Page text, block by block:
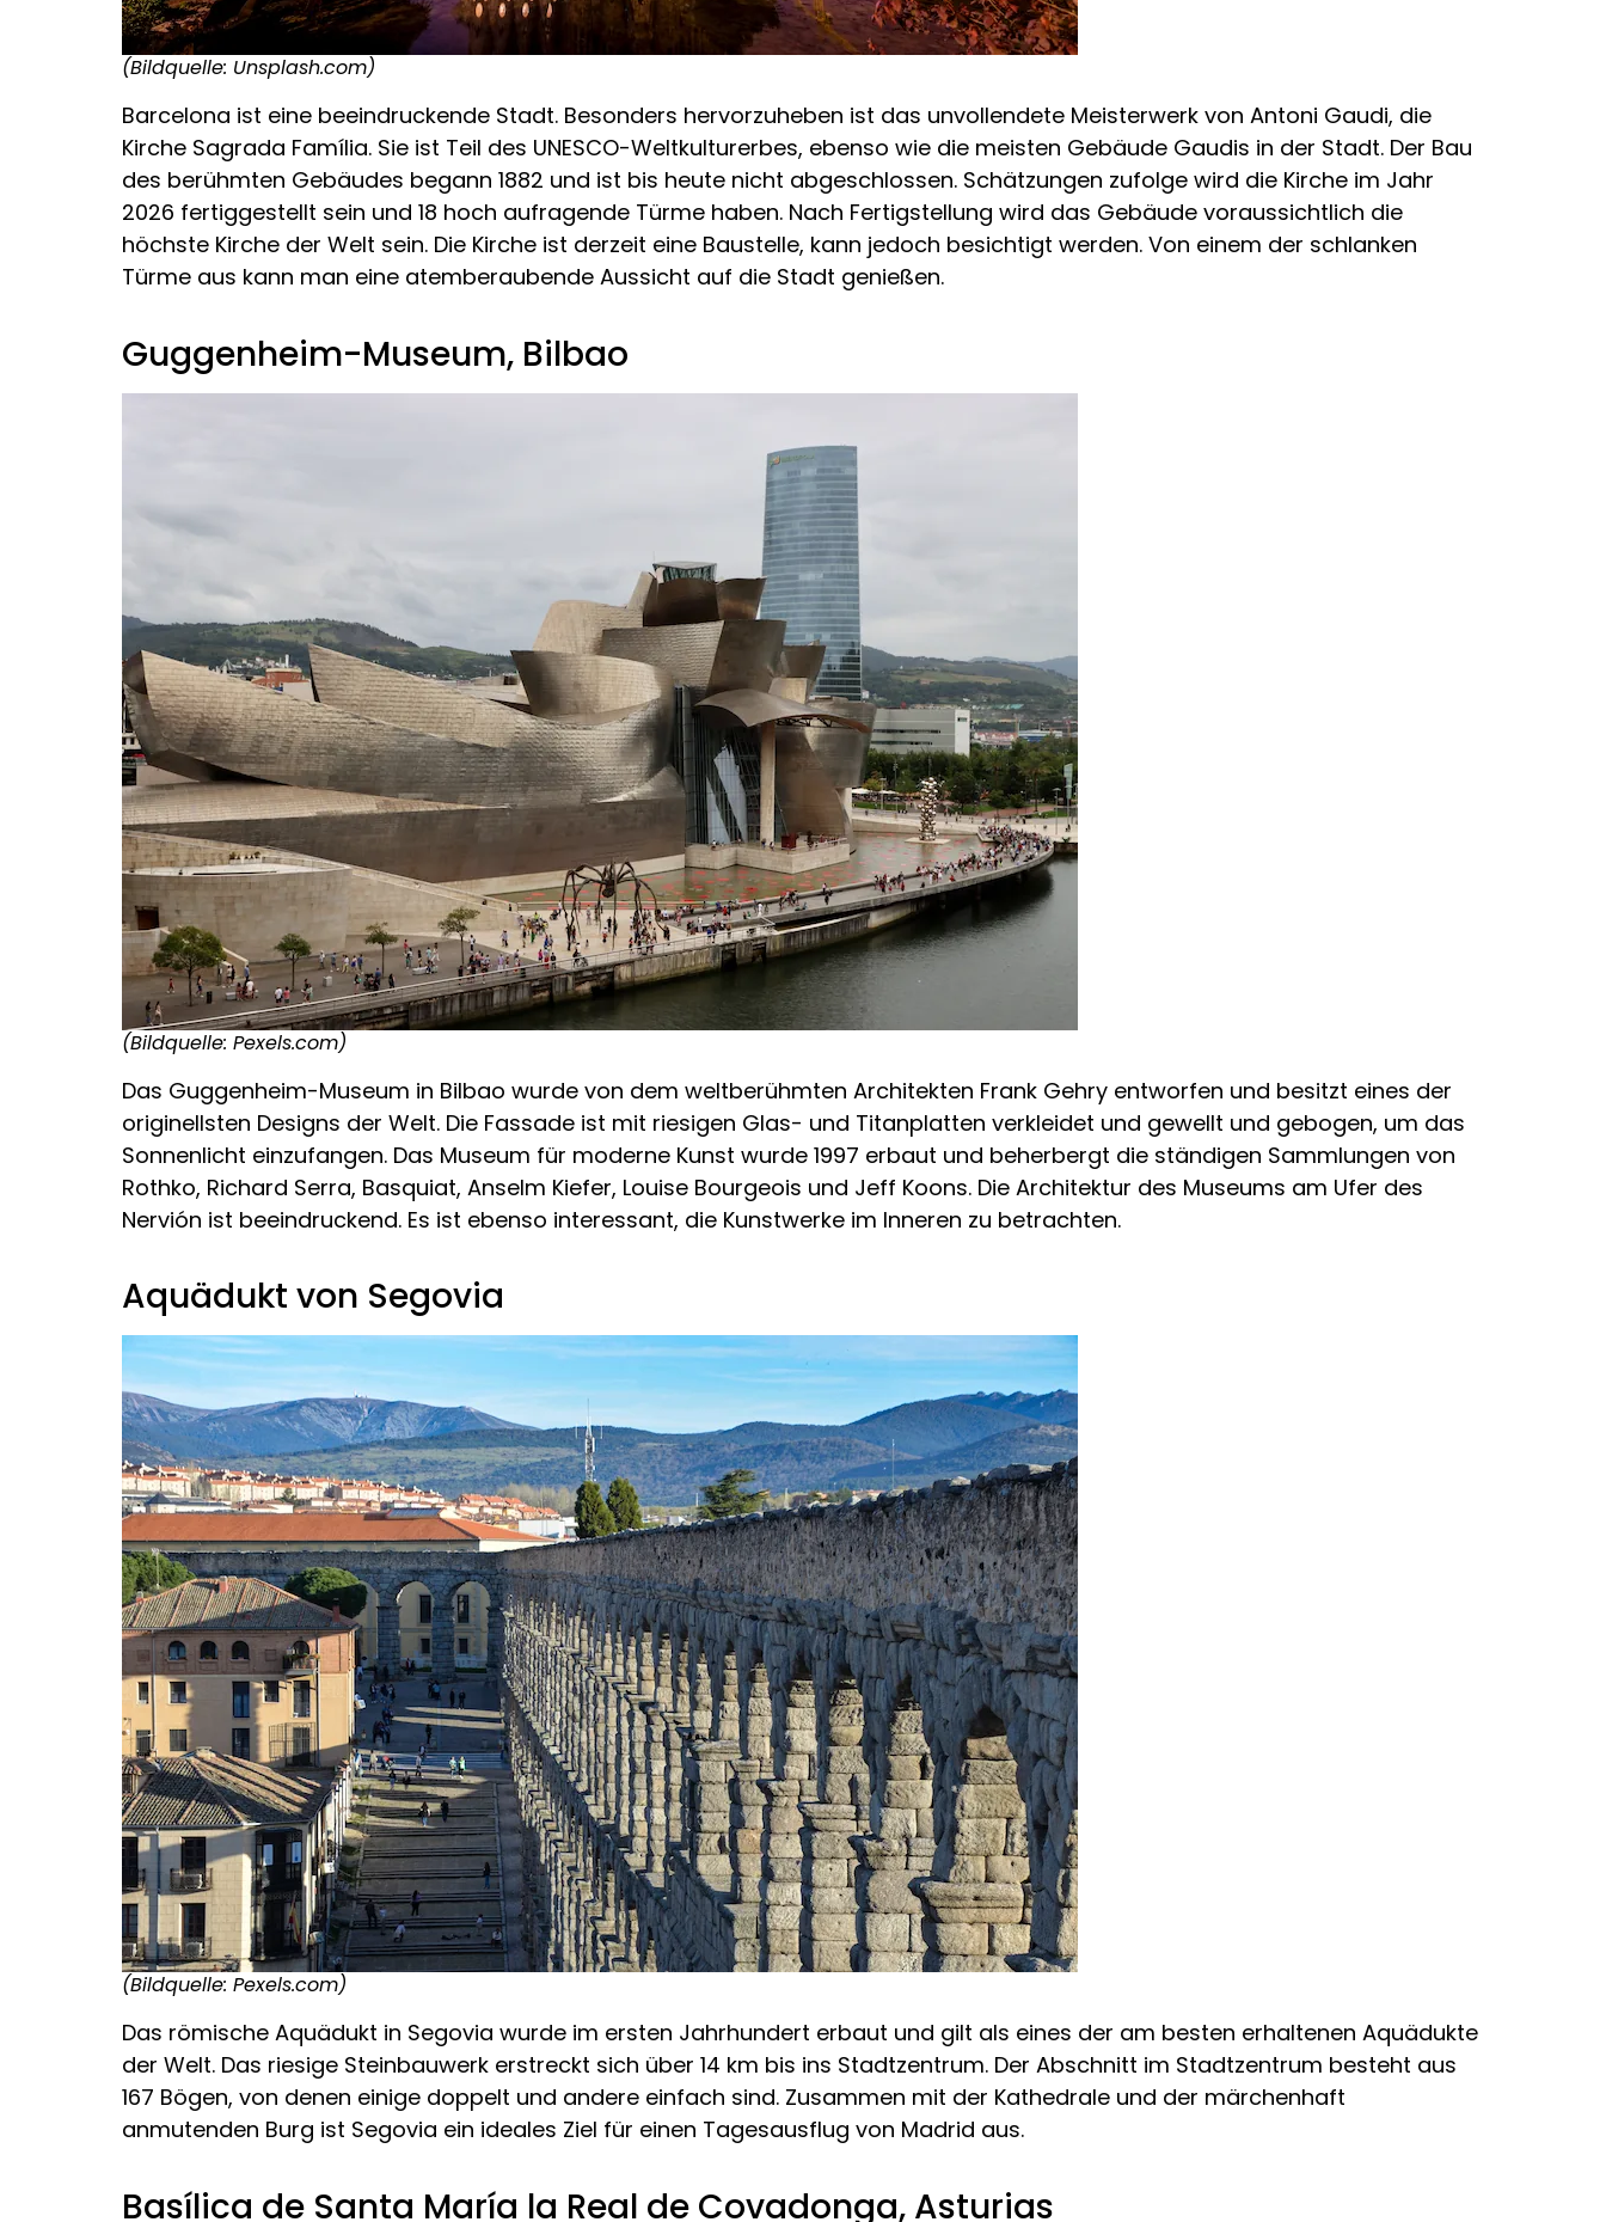
(Bildquelle: Unsplash.com)
Barcelona ist eine beeindruckende Stadt. Besonders hervorzuheben ist das unvollendete Meisterwerk von Antoni Gaudi, die
Kirche Sagrada Família. Sie ist Teil des UNESCO-Weltkulturerbes, ebenso wie die meisten Gebäude Gaudis in der Stadt. Der Bau
des berühmten Gebäudes begann 1882 und ist bis heute nicht abgeschlossen. Schätzungen zufolge wird die Kirche im Jahr
2026 fertiggestellt sein und 18 hoch aufragende Türme haben. Nach Fertigstellung wird das Gebäude voraussichtlich die
höchste Kirche der Welt sein. Die Kirche ist derzeit eine Baustelle, kann jedoch besichtigt werden. Von einem der schlanken
Türme aus kann man eine atemberaubende Aussicht auf die Stadt genießen.
Guggenheim-Museum, Bilbao
(Bildquelle: Pexels.com)
Das Guggenheim-Museum in Bilbao wurde von dem weltberühmten Architekten Frank Gehry entworfen und besitzt eines der
originellsten Designs der Welt. Die Fassade ist mit riesigen Glas- und Titanplatten verkleidet und gewellt und gebogen, um das
Sonnenlicht einzufangen. Das Museum für moderne Kunst wurde 1997 erbaut und beherbergt die ständigen Sammlungen von
Rothko, Richard Serra, Basquiat, Anselm Kiefer, Louise Bourgeois und Jeff Koons. Die Architektur des Museums am Ufer des
Nervión ist beeindruckend. Es ist ebenso interessant, die Kunstwerke im Inneren zu betrachten.
Aquädukt von Segovia
(Bildquelle: Pexels.com)
Das römische Aquädukt in Segovia wurde im ersten Jahrhundert erbaut und gilt als eines der am besten erhaltenen Aquädukte
der Welt. Das riesige Steinbauwerk erstreckt sich über 14 km bis ins Stadtzentrum. Der Abschnitt im Stadtzentrum besteht aus
167 Bögen, von denen einige doppelt und andere einfach sind. Zusammen mit der Kathedrale und der märchenhaft
anmutenden Burg ist Segovia ein ideales Ziel für einen Tagesausflug von Madrid aus.
Basílica de Santa María la Real de Covadonga, Asturias